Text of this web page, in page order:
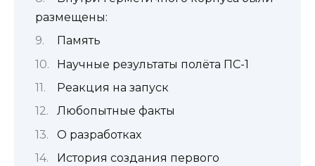
размещены:
Память
Научные результаты полёта ПС-1
Реакция на запуск
Любопытные факты
О разработках
История создания первого